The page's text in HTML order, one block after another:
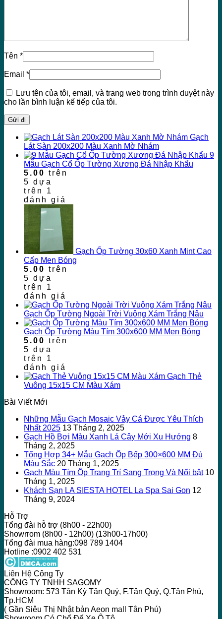
Tên *
Email *
Lưu tên của tôi, email, và trang web trong trình duyệt này
cho lần bình luận kế tiếp của tôi.
Gạch
Lát Sàn 200x200 Màu Xanh Mờ Nhám
9
Mẫu Gạch Cổ Ốp Tường Xương Đá Nhập Khẩu
5.00 trên
5 dựa
trên 1
đánh giá
Gạch Ốp Tường 30x60 Xanh Mint Cao
Cấp Men Bóng
5.00 trên
5 dựa
trên 1
đánh giá
Gạch Ốp Tường Ngoài Trời Vuông Xám Trắng Nâu
Gạch Ốp Tường Màu Tím 300x600 MM Men Bóng
5.00 trên
5 dựa
trên 1
đánh giá
Gạch Thẻ
Vuông 15x15 CM Màu Xám
Bài Viết Mới
Những Mẫu Gạch Mosaic Vảy Cá Được Yêu Thích
Nhất 2025 13 Tháng 2, 2025
Gạch Hồ Bơi Màu Xanh Lá Cây Mới Xu Hướng 8
Tháng 2, 2025
Tổng Hợp 34+ Mẫu Gạch Ốp Bếp 300×600 MM Đủ
Màu Sắc 20 Tháng 1, 2025
Gạch Màu Tím Ốp Trang Trí Sang Trọng Và Nổi bật 10
Tháng 1, 2025
Khách Sạn LA SIESTA HOTEL La Spa Sai Gon 12
Tháng 9, 2024
Hỗ Trợ
Tổng đài hỗ trợ (8h00 - 22h00)
Showrrom (8h00 - 12h00) (13h00-17h00)
Tổng đài mua hàng:098 789 1404
Hotline :0902 402 531
Liên Hệ Công Ty
CÔNG TY TNHH SAGOMY
Showroom: 573 Tân Kỳ Tân Quý, F.Tân Quý, Q.Tân Phú,
Tp.HCM
( Gần Siêu Thị Nhật bản Aeon mall Tân Phú)